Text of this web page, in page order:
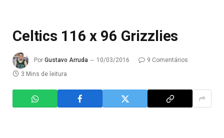
Celtics 116 x 96 Grizzlies
Por Gustavo Arruda 10/03/2016
9 Comentários
3 Mins de leitura